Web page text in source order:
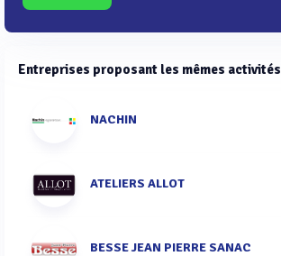
Entreprises proposant les mêmes activités
NACHIN
ATELIERS ALLOT
BESSE JEAN PIERRE SANAC